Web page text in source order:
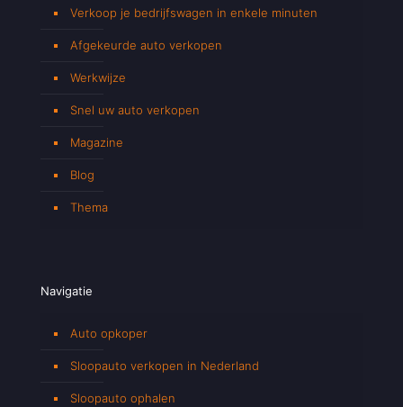
Verkoop je bedrijfswagen in enkele minuten
Afgekeurde auto verkopen
Werkwijze
Snel uw auto verkopen
Magazine
Blog
Thema
Navigatie
Auto opkoper
Sloopauto verkopen in Nederland
Sloopauto ophalen